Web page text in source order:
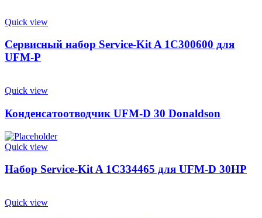
Quick view
Сервисный набор Service-Kit A 1C300600 для
UFM-P
Quick view
Конденсатоотводчик UFM-D 30 Donaldson
Quick view
Набор Service-Kit A 1C334465 для UFM-D 30HP
Quick view